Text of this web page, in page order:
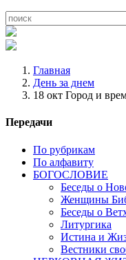
Главная
День за днем
18 окт Город и
Передачи
По рубрикам
По алфавиту
БОГОСЛОВИЕ
Беседы о
Женщины
Беседы о
Литургика
Истина и
Вестники